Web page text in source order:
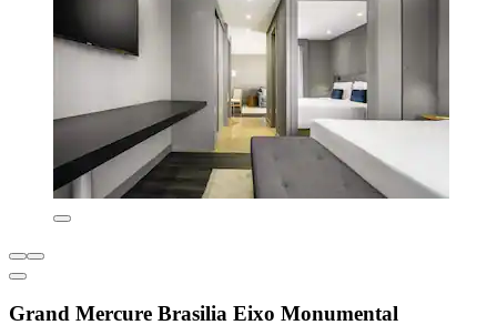
Grand Mercure Brasilia Eixo Monumental